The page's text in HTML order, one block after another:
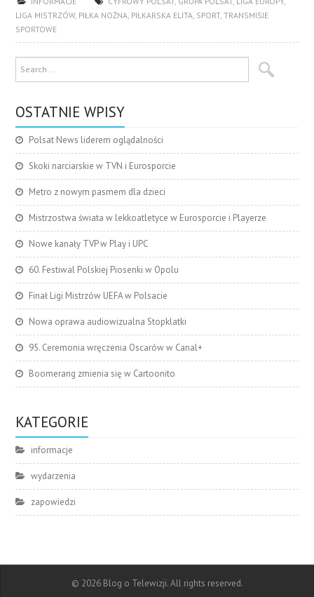
LIGA MISTRZÓW, PIŁKA NOŻNA, PIŁKARSKA ELITA, SPORT,TRANSMISJE
SPORTOWE
OSTATNIE WPISY
Polsat News liderem oglądalności
Skoki narciarskie w TVN i Eurosporcie
Metro z nowym pasmem dla dzieci
Mistrzostwa świata w lekkoatletyce w Eurosporcie i Playerze
Nowe kanały TVP w Play i UPC
60. Festiwal Polskiej Piosenki w Opolu
Finał Ligi Mistrzów UEFA w Polsacie
Nowa oprawa audiowizualna Stopklatki
95. Ceremonia wręczenia Oscarów w Canal+
Boomerang zmienia się w Cartoonito
KATEGORIE
informacje
wydarzenia
zapowiedzi
© 2026 Blog o Telewizji. All rights reserved.